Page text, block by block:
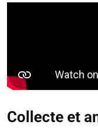
Collecte et